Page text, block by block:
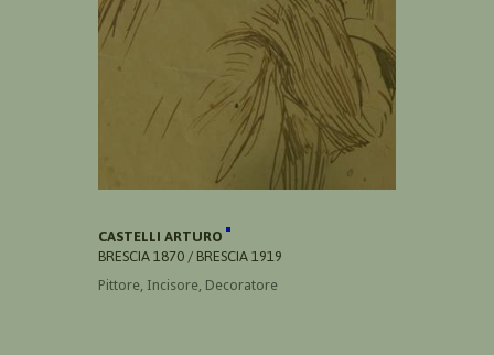
CASTELLI ARTURO
BRESCIA 1870 / BRESCIA 1919
Pittore, Incisore, Decoratore